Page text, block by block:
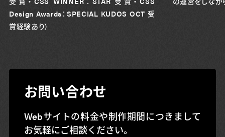
Design Awards：SPECIAL KUDOS OCT 受
賞経験あり）
お問い合わせ
Webサイトの料金や制作期間につきまして
お気軽にご相談ください。